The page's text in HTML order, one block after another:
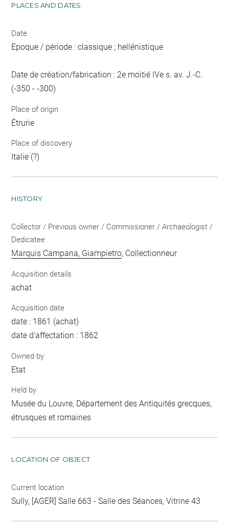
PLACES AND DATES
Date
Epoque / période : classique ; hellénistique
Date de création/fabrication : 2e moitié IVe s. av. J.-C.
(-350 - -300)
Place of origin
Étrurie
Place of discovery
Italie (?)
HISTORY
Collector / Previous owner / Commissioner / Archaeologist /
Dedicatee
Marquis Campana, Giampietro, Collectionneur
Acquisition details
achat
Acquisition date
date : 1861 (achat)
date d'affectation : 1862
Owned by
Etat
Held by
Musée du Louvre, Département des Antiquités grecques,
étrusques et romaines
LOCATION OF OBJECT
Current location
Sully, [AGER] Salle 663 - Salle des Séances, Vitrine 43